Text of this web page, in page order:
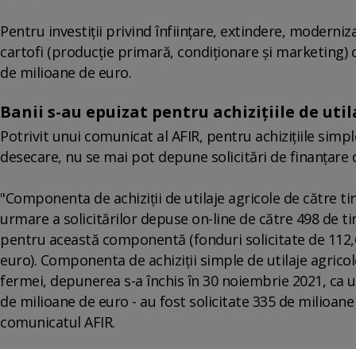
Pentru investiţii privind înfiinţare, extindere,
cartofi (producţie primară, condiţionare şi marketing)
de milioane de euro.
Banii s-au epuizat pentru achiziţiile de
Potrivit unui comunicat al AFIR, pentru achiziţiile
desecare, nu se mai pot depune solicitări de
"Componenta de achiziţii de utilaje agricole de către
urmare a solicitărilor depuse on-line de către 498 de
pentru această componentă (fonduri solicitate de
euro). Componenta de achiziţii simple de utilaje
fermei, depunerea s-a închis în 30 noiembrie 2021,
de milioane de euro - au fost solicitate 335 de
comunicatul AFIR.